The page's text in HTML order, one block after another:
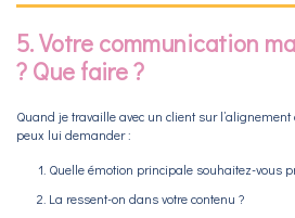
5. Votre communication
? Que faire ?
Quand je travaille avec un client sur
peux lui demander :
Quelle émotion principale souhaitez-vous
La ressent-on dans votre contenu ?